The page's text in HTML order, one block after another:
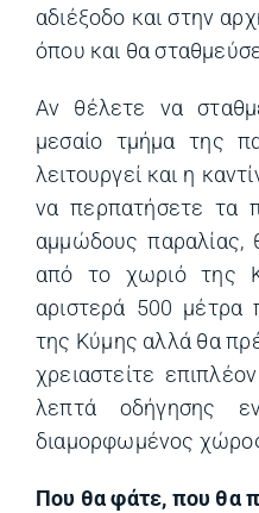
αδιέξοδο και στην
όπου και θα
Αν θέλετε να
μεσαίο τμήμα της
λειτουργεί και η
να περπατήσετε τα
αμμώδους παραλίας,
από το χωριό της
αριστερά 500 μέτρα
της Κύμης αλλά θα
χρειαστείτε
λεπτά οδήγησης
διαμορφωμένος
Που θα φάτε, που θα